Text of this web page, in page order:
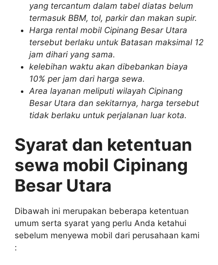
yang tercantum dalam tabel diatas belum
termasuk BBM, tol, parkir dan makan supir.
Harga rental mobil Cipinang Besar Utara
tersebut berlaku untuk Batasan maksimal 12
jam dihari yang sama.
kelebihan waktu akan dibebankan biaya
10% per jam dari harga sewa.
Area layanan meliputi wilayah Cipinang
Besar Utara dan sekitarnya, harga tersebut
tidak berlaku untuk perjalanan luar kota.
Syarat dan ketentuan
sewa mobil Cipinang
Besar Utara
Dibawah ini merupakan beberapa ketentuan
umum serta syarat yang perlu Anda ketahui
sebelum menyewa mobil dari perusahaan kami
: